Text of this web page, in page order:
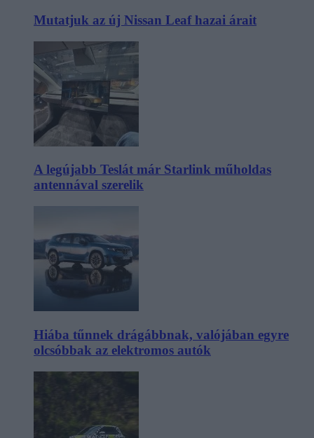
Mutatjuk az új Nissan Leaf hazai árait
A legújabb Teslát már Starlink műholdas
antennával szerelik
Hiába tűnnek drágábbnak, valójában egyre
olcsóbbak az elektromos autók